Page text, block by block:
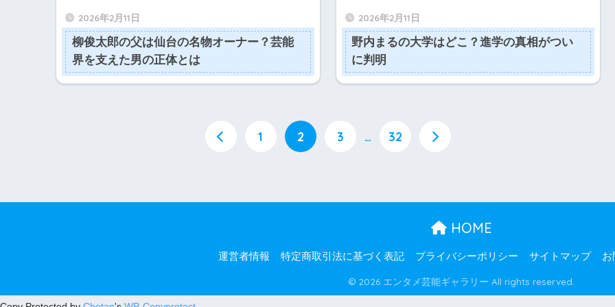
2026年2月11日
柳俊太郎の父は仙台の名物オーナー？芸能
界を支えた男の正体とは
2026年2月11日
野内まるの大学はどこ？進学の真相がつい
に判明
1 2 3 … 32
HOME
運営者情報 特定商取引法に基づく表記 プライバシーポリシー サイトマップ お
© 2026 エンタメ芸能ギャラリー All rights reserved.